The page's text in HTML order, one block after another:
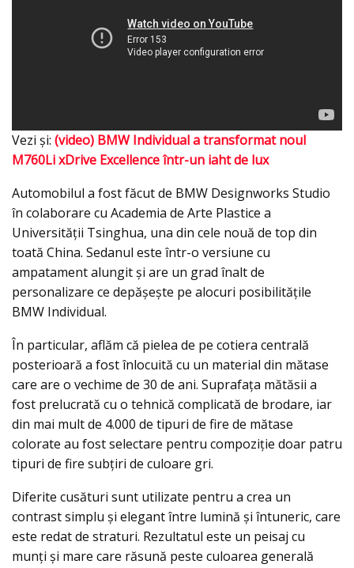
Vezi şi: (video) BMW Individual a transformat noul
M760Li xDrive Excellence într-un iaht de lux
Automobilul a fost făcut de BMW Designworks Studio
în colaborare cu Academia de Arte Plastice a
Universităţii Tsinghua, una din cele nouă de top din
toată China. Sedanul este într-o versiune cu
ampatament alungit şi are un grad înalt de
personalizare ce depăşeşte pe alocuri posibilitățile
BMW Individual.
În particular, aflăm că pielea de pe cotiera centrală
posterioară a fost înlocuită cu un material din mătase
care are o vechime de 30 de ani. Suprafața mătăsii a
fost prelucrată cu o tehnică complicată de brodare, iar
din mai mult de 4.000 de tipuri de fire de mătase
colorate au fost selectare pentru compoziţie doar patru
tipuri de fire subțiri de culoare gri.
Diferite cusături sunt utilizate pentru a crea un
contrast simplu și elegant între lumină și întuneric, care
este redat de straturi. Rezultatul este un peisaj cu
munţi şi mare care răsună peste culoarea generală